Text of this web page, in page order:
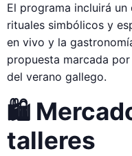
El programa incluirá
rituales simbólicos y
en vivo y la
propuesta marcada
del verano gallego.
🛍️
talleres